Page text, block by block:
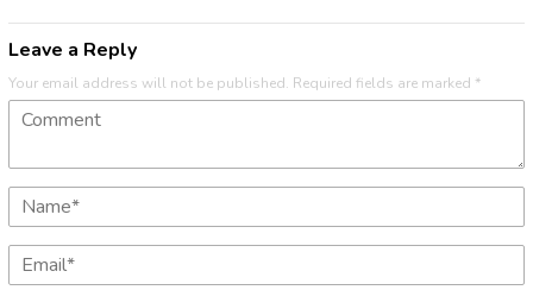
Leave a Reply
Your email address will not be published. Required fields are marked *